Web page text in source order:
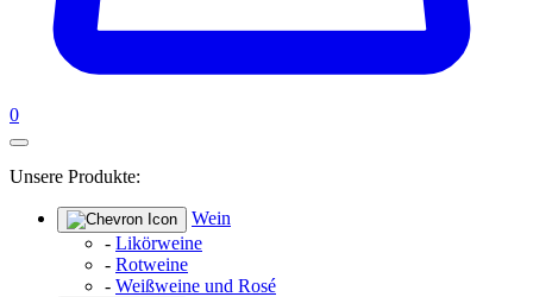
0
Unsere Produkte:
Wein
- Likörweine
- Rotweine
- Weißweine und Rosé